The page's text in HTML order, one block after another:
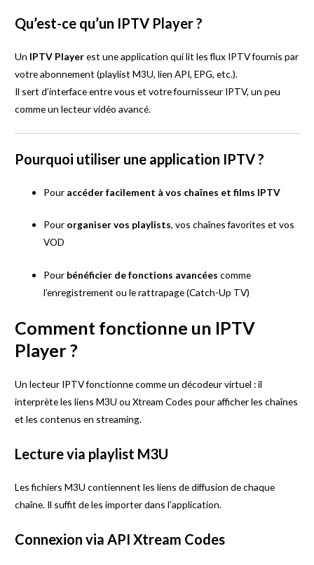
Qu’est-ce qu’un IPTV Player ?
Un IPTV Playerest une application qui lit les flux IPTV fournis par
votre abonnement (playlist M3U, lien API, EPG, etc.).
Il sert d’interface entre vous et votre fournisseur IPTV, un peu
comme un lecteur vidéo avancé.
Pourquoi utiliser une application IPTV ?
Pour accéder facilement à vos chaînes et films IPTV
Pour organiser vos playlists, vos chaînes favorites et vos
VOD
Pour bénéficier de fonctions avancées comme
l’enregistrement ou le rattrapage (Catch-Up TV)
Comment fonctionne un IPTV
Player ?
Un lecteur IPTV fonctionne comme un décodeur virtuel : il
interprète les liens M3U ou Xtream Codes pour afficher les chaînes
et les contenus en streaming.
Lecture via playlist M3U
Les fichiers M3U contiennent les liens de diffusion de chaque
chaîne. Il suffit de les importer dans l’application.
Connexion via API Xtream Codes